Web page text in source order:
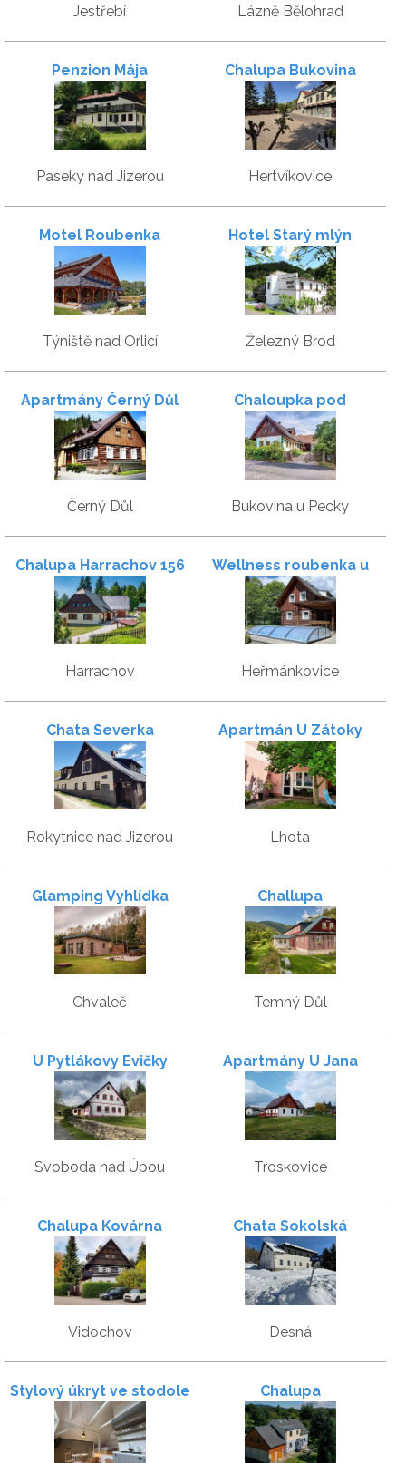
Jestřebí Lázně Bělohrad
Penzion Mája
Paseky nad Jizerou
Chalupa Bukovina
Hertvíkovice
Motel Roubenka
Týniště nad Orlicí
Hotel Starý mlýn
Železný Brod
Apartmány Černý Důl
Černý Důl
Chaloupka pod
Krakonošovem
Bukovina u Pecky
Chalupa Harrachov 156
Harrachov
Wellness roubenka u
lesa
Heřmánkovice
Chata Severka
Rokytnice nad Jizerou
Apartmán U Zátoky
Lhota
Glamping Vyhlídka
Chvaleč
Challupa
Temný Důl
U Pytlákovy Evičky
Svoboda nad Úpou
Apartmány U Jana
Troskovice
Chalupa Kovárna
Vidochov
Chata Sokolská
Desná
Stylový úkryt ve stodole
v srdci Českého ráje
Chalupa